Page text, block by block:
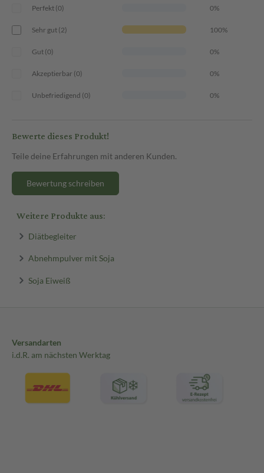
Perfekt (0) 0%
Sehr gut (2) 100%
Gut (0) 0%
Akzeptierbar (0) 0%
Unbefriedigend (0) 0%
Bewerte dieses Produkt!
Teile deine Erfahrungen mit anderen Kunden.
Bewertung schreiben
Weitere Produkte aus:
Diätbegleiter
Abnehmpulver mit Soja
Soja Eiweiß
Versandarten
i.d.R. am nächsten Werktag